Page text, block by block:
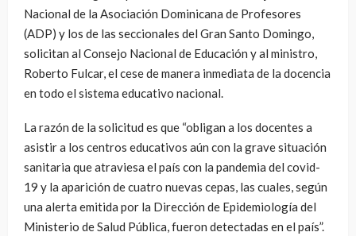
Nacional de la Asociación Dominicana de Profesores
(ADP) y los de las seccionales del Gran Santo Domingo,
solicitan al Consejo Nacional de Educación y al ministro,
Roberto Fulcar, el cese de manera inmediata de la docencia
en todo el sistema educativo nacional.
La razón de la solicitud es que “obligan a los docentes a
asistir a los centros educativos aún con la grave situación
sanitaria que atraviesa el país con la pandemia del covid-
19 y la aparición de cuatro nuevas cepas, las cuales, según
una alerta emitida por la Dirección de Epidemiología del
Ministerio de Salud Pública, fueron detectadas en el país”.